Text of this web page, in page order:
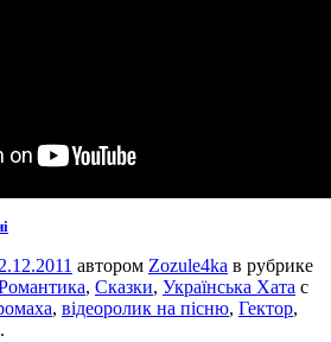
автором Zozule4ka в рубрике
, Сказки, Українська Хата с
, відеоролик на пісню, Гектор,
.